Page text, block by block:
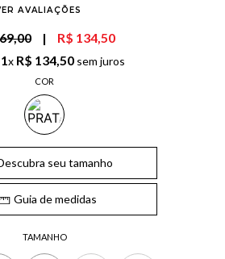
AVALIAÇÕES
| R$ 134,50
1x R$ 134,50 sem juros
COR
TAMANHO
seu tamanho
Guia de medidas